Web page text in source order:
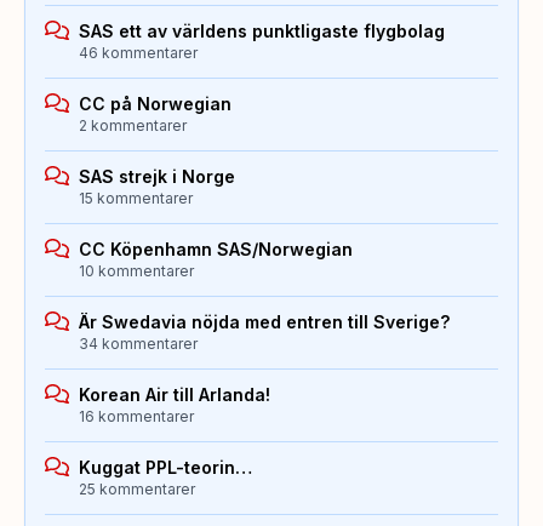
SAS ett av världens punktligaste flygbolag
46 kommentarer
CC på Norwegian
2 kommentarer
SAS strejk i Norge
15 kommentarer
CC Köpenhamn SAS/Norwegian
10 kommentarer
Är Swedavia nöjda med entren till Sverige?
34 kommentarer
Korean Air till Arlanda!
16 kommentarer
Kuggat PPL-teorin…
25 kommentarer